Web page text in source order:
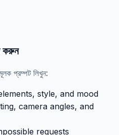
করুন
প্রম্পট লিখুন:
style, and mood
camera angles, and
requests